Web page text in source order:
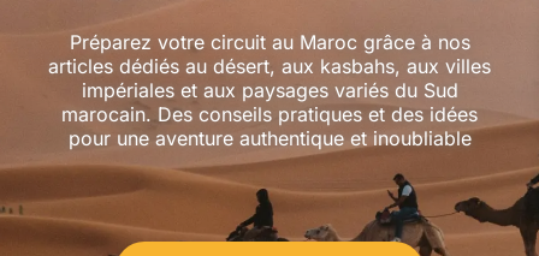
Préparez votre circuit au Maroc grâce à nos
articles dédiés au désert, aux kasbahs, aux villes
impériales et aux paysages variés du Sud
marocain. Des conseils pratiques et des idées
pour une aventure authentique et inoubliable